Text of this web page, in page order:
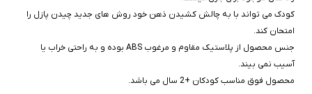
کودک می تواند با به چالش کشیدن ذهن خود روش های جدید چیدن پازل را
امتحان کند.
جنس محصول از پلاستیک مقاوم و مرغوب ABS بوده و به راحتی خراب یا
آسیب نمی بیند.
محصول فوق مناسب کودکان +2 سال می باشد.